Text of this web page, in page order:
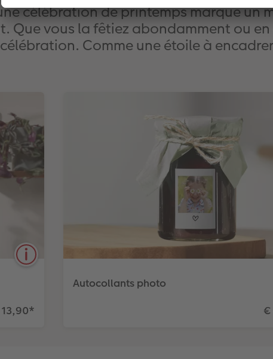
célébration de printemps marque
Que vous la fêtiez abondamment ou
Comme une étoile à
*
Autocollants photo
€